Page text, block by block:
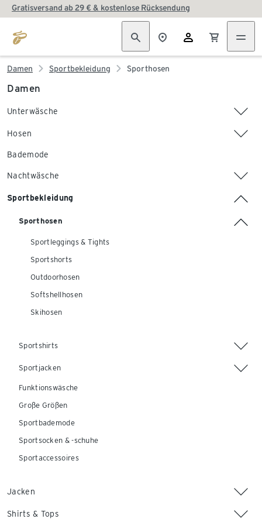
Gratisversand ab 29 € & kostenlose Rücksendung
Damen Sportbekleidung Sporthosen
Damen
Unterwäsche
Hosen
Bademode
Nachtwäsche
Sportbekleidung
Sporthosen
Sportleggings & Tights
Sportshorts
Outdoorhosen
Softshellhosen
Skihosen
Sportshirts
Sportjacken
Funktionswäsche
Große Größen
Sportbademode
Sportsocken & -schuhe
Sportaccessoires
Jacken
Shirts & Tops